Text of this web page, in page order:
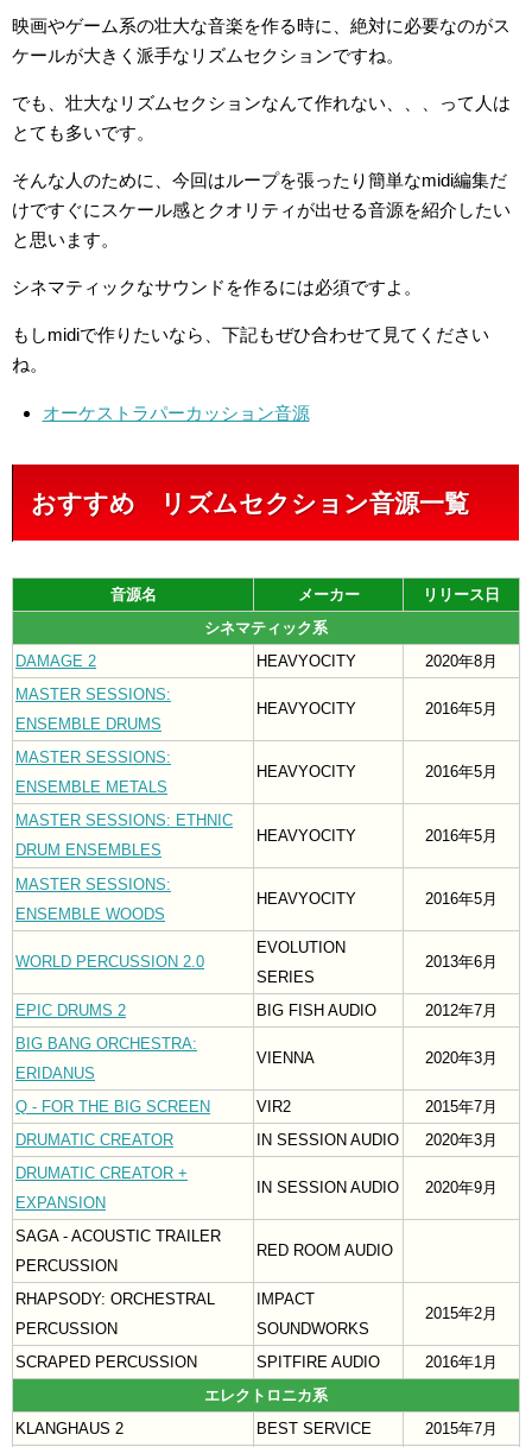
映画やゲーム系の壮大な音楽を作る時に、絶対に必要なのがス
ケールが大きく派手なリズムセクションですね。
でも、壮大なリズムセクションなんて作れない、、、って人は
とても多いです。
そんな人のために、今回はループを張ったり簡単なmidi編集だ
けですぐにスケール感とクオリティが出せる音源を紹介したい
と思います。
シネマティックなサウンドを作るには必須ですよ。
もしmidiで作りたいなら、下記もぜひ合わせて見てください
ね。
オーケストラパーカッション音源
おすすめ リズムセクション音源一覧
音源名 メーカー
リリース日
シネマティック系
DAMAGE 2
HEAVYOCITY
2020年8月
MASTER SESSIONS:
ENSEMBLE DRUMS
HEAVYOCITY 2016年5月
MASTER SESSIONS:
ENSEMBLE METALS
HEAVYOCITY 2016年5月
MASTER SESSIONS: ETHNIC
DRUM ENSEMBLES
HEAVYOCITY 2016年5月
MASTER SESSIONS:
ENSEMBLE WOODS
HEAVYOCITY 2016年5月
WORLD PERCUSSION 2.0
EVOLUTION
SERIES
2013年6月
EPIC DRUMS 2 BIG FISH AUDIO
2012年7月
BIG BANG ORCHESTRA:
ERIDANUS
VIENNA 2020年3月
Q - FOR THE BIG SCREEN VIR2
2015年7月
DRUMATIC CREATOR
IN SESSION AUDIO
2020年3月
DRUMATIC CREATOR +
EXPANSION
IN SESSION AUDIO 2020年9月
SAGA - ACOUSTIC TRAILER
PERCUSSION
RED ROOM AUDIO
RHAPSODY: ORCHESTRAL
PERCUSSION
IMPACT
SOUNDWORKS
2015年2月
SCRAPED PERCUSSION SPITFIRE AUDIO
2016年1月
エレクトロニカ系
KLANGHAUS 2
BEST SERVICE
2015年7月